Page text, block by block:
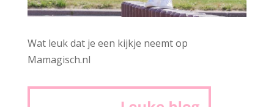
Wat leuk dat je een kijkje neemt op
Mamagisch.nl